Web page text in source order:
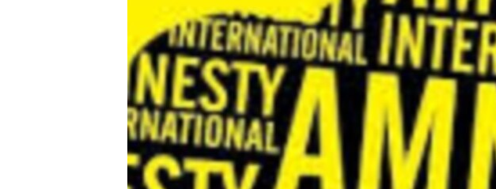
УКРАИНСКАЯ ПРОБЛЕМА КРЫМА